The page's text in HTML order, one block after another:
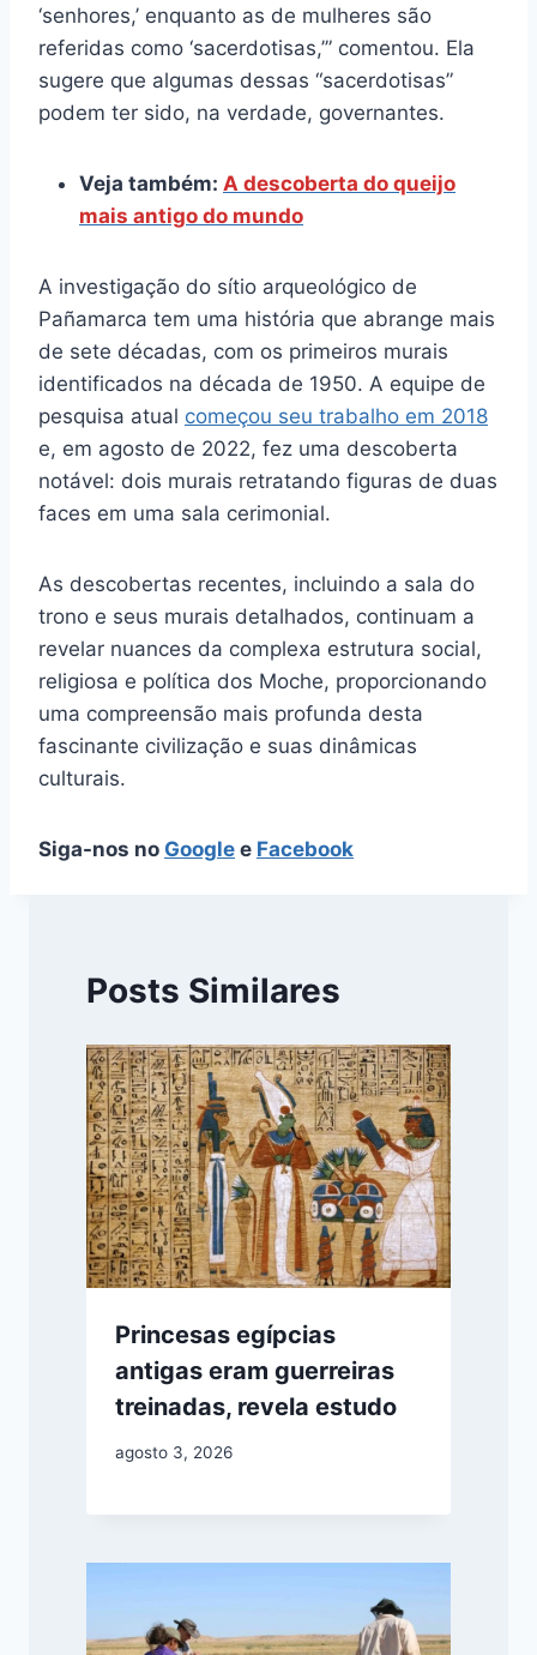
‘senhores,’ enquanto as de mulheres são
referidas como ‘sacerdotisas,’” comentou. Ela
sugere que algumas dessas “sacerdotisas”
podem ter sido, na verdade, governantes.
Veja também: A descoberta do queijo
mais antigo do mundo
A investigação do sítio arqueológico de
Pañamarca tem uma história que abrange mais
de sete décadas, com os primeiros murais
identificados na década de 1950. A equipe de
pesquisa atual começou seu trabalho em 2018
e, em agosto de 2022, fez uma descoberta
notável: dois murais retratando figuras de duas
faces em uma sala cerimonial.
As descobertas recentes, incluindo a sala do
trono e seus murais detalhados, continuam a
revelar nuances da complexa estrutura social,
religiosa e política dos Moche, proporcionando
uma compreensão mais profunda desta
fascinante civilização e suas dinâmicas
culturais.
Siga-nos no Google e Facebook
Posts Similares
Princesas egípcias
antigas eram guerreiras
treinadas, revela estudo
agosto 3, 2026